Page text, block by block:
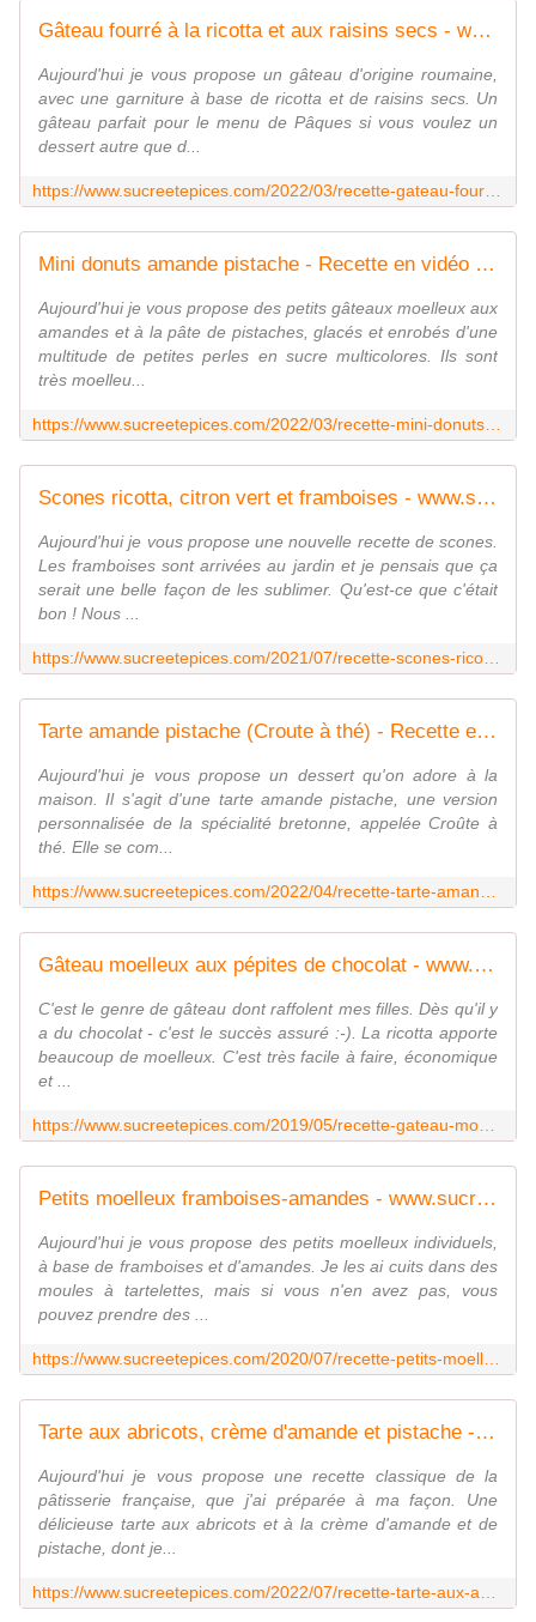
Gâteau fourré à la ricotta et aux raisins secs - www.sucreetepices.com
Aujourd'hui je vous propose un gâteau d'origine roumaine,
avec une garniture à base de ricotta et de raisins secs. Un
gâteau parfait pour le menu de Pâques si vous voulez un
dessert autre que d...
Mini donuts amande pistache - Recette en vidéo - www.sucreetepices.com
Aujourd'hui je vous propose des petits gâteaux moelleux aux
amandes et à la pâte de pistaches, glacés et enrobés d'une
multitude de petites perles en sucre multicolores. Ils sont
très moelleu...
Scones ricotta, citron vert et framboises - www.sucreetepices.com
Aujourd'hui je vous propose une nouvelle recette de scones.
Les framboises sont arrivées au jardin et je pensais que ça
serait une belle façon de les sublimer. Qu'est-ce que c'était
bon ! Nous ...
Tarte amande pistache (Croute à thé) - Recette en vidéo - www.sucreetepices.com
Aujourd'hui je vous propose un dessert qu'on adore à la
maison. Il s'agit d'une tarte amande pistache, une version
personnalisée de la spécialité bretonne, appelée Croûte à
thé. Elle se com...
Gâteau moelleux aux pépites de chocolat - www.sucreetepices.com
C'est le genre de gâteau dont raffolent mes filles. Dès qu'il y
a du chocolat - c'est le succès assuré :-). La ricotta apporte
beaucoup de moelleux. C'est très facile à faire, économique
et ...
Petits moelleux framboises-amandes - www.sucreetepices.com
Aujourd'hui je vous propose des petits moelleux individuels,
à base de framboises et d'amandes. Je les ai cuits dans des
moules à tartelettes, mais si vous n'en avez pas, vous
pouvez prendre des ...
Tarte aux abricots, crème d'amande et pistache - Recette en vidéo - www.sucreetepices.com
Aujourd'hui je vous propose une recette classique de la
pâtisserie française, que j'ai préparée à ma façon. Une
délicieuse tarte aux abricots et à la crème d'amande et de
pistache, dont je...